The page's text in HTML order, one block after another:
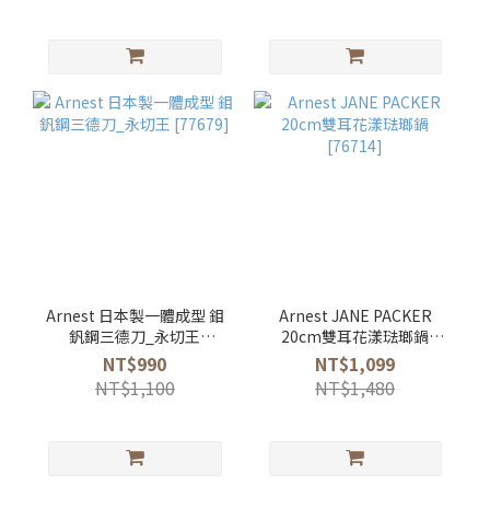
Arnest 日本製一體成型 鉬
釩鋼三德刀_永切王
[77679]
NT$990
NT$1,100
Arnest JANE PACKER
20cm雙耳花漾琺瑯鍋
[76714]
NT$1,099
NT$1,480